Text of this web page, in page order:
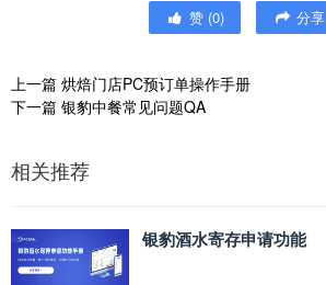
赞 (0) 分享
上一篇 烘焙门店PC预订单操作手册
下一篇 银豹中餐常见问题QA
相关推荐
银豹酒水寄存申请功能